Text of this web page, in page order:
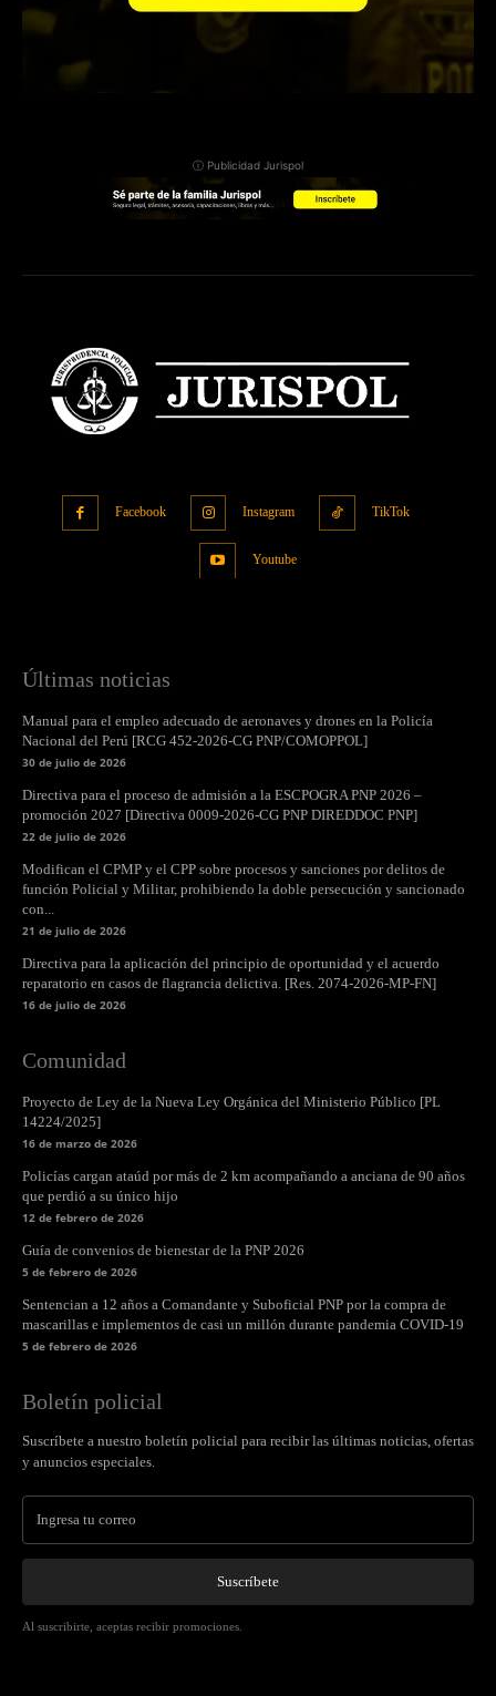
ⓘ Publicidad Jurispol
Facebook Instagram TikTok
Youtube
Últimas noticias
Manual para el empleo adecuado de aeronaves y drones en la Policía
Nacional del Perú [RCG 452-2026-CG PNP/COMOPPOL]
30 de julio de 2026
Directiva para el proceso de admisión a la ESCPOGRA PNP 2026 –
promoción 2027 [Directiva 0009-2026-CG PNP DIREDDOC PNP]
22 de julio de 2026
Modifican el CPMP y el CPP sobre procesos y sanciones por delitos de
función Policial y Militar, prohibiendo la doble persecución y sancionado
con...
21 de julio de 2026
Directiva para la aplicación del principio de oportunidad y el acuerdo
reparatorio en casos de flagrancia delictiva. [Res. 2074-2026-MP-FN]
16 de julio de 2026
Comunidad
Proyecto de Ley de la Nueva Ley Orgánica del Ministerio Público [PL
14224/2025]
16 de marzo de 2026
Policías cargan ataúd por más de 2 km acompañando a anciana de 90 años
que perdió a su único hijo
12 de febrero de 2026
Guía de convenios de bienestar de la PNP 2026
5 de febrero de 2026
Sentencian a 12 años a Comandante y Suboficial PNP por la compra de
mascarillas e implementos de casi un millón durante pandemia COVID-19
5 de febrero de 2026
Boletín policial
Suscríbete a nuestro boletín policial para recibir las últimas noticias, ofertas
y anuncios especiales.
Suscríbete
Al suscribirte, aceptas recibir promociones.